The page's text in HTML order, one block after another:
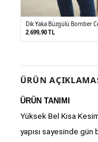
Dik Yaka Büzgülü Bomber
2.699,90 TL
ÜRÜN
ÜRÜN TANIMI
Yüksek Bel Kısa
yapısı sayesinde